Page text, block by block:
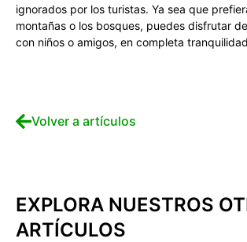
ignorados por los turistas. Ya sea que
montañas o los bosques, puedes disfrutar
con niños o amigos, en completa
Volver a artículos
EXPLORA NUESTROS
ARTÍCULOS